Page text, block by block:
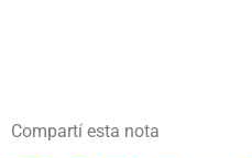
Compartí esta nota